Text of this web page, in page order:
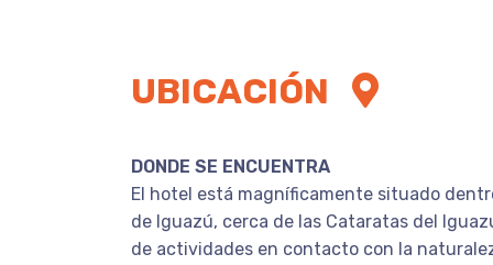
UBICACIÓN
DONDE SE ENCUENTRA
El hotel está magníficamente situado
de Iguazú, cerca de las Cataratas del
de actividades en contacto con la